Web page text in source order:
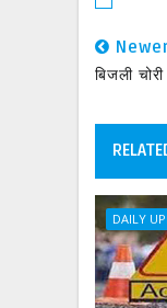
बिजली
DAILY